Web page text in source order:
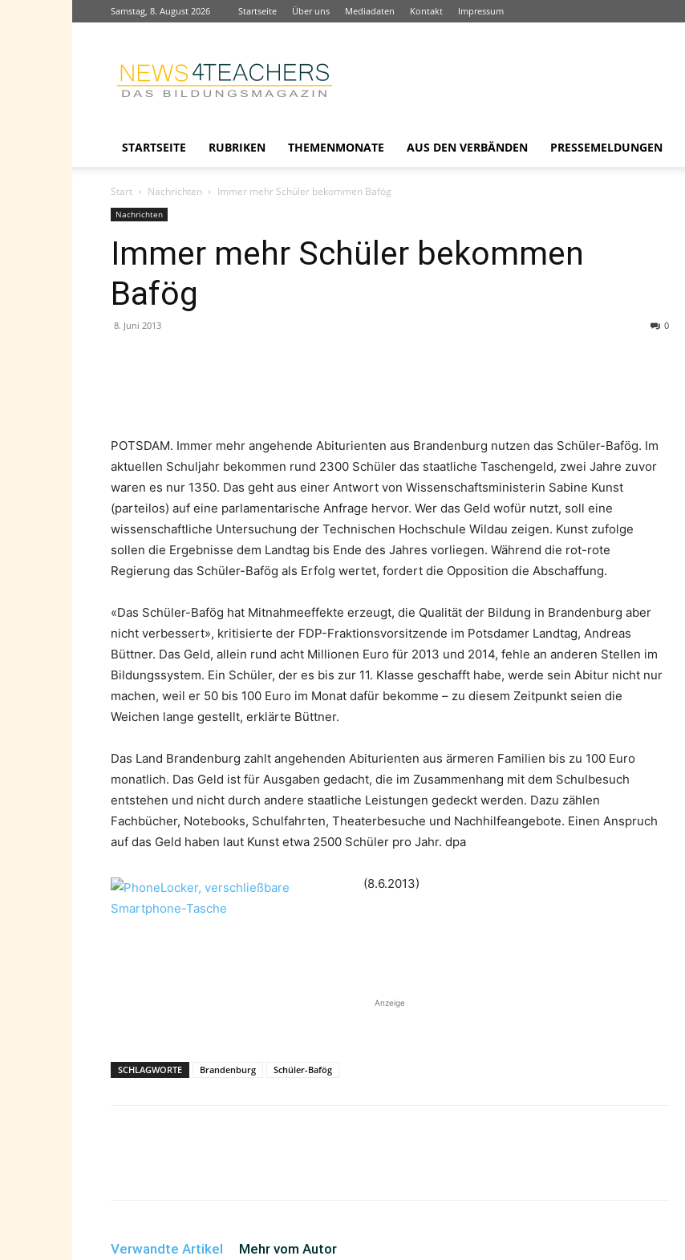
Samstag, 8. August 2026 Startseite Über uns Mediadaten Kontakt Impressum
STARTSEITE RUBRIKEN THEMENMONATE AUS DEN VERBÄNDEN PRESSEMELDUNGEN
Start Nachrichten Immer mehr Schüler bekommen Bafög
Nachrichten
Immer mehr Schüler bekommen
Bafög
8. Juni 2013 0
POTSDAM. Immer mehr angehende Abiturienten aus Brandenburg nutzen das Schüler-Bafög. Im
aktuellen Schuljahr bekommen rund 2300 Schüler das staatliche Taschengeld, zwei Jahre zuvor
waren es nur 1350. Das geht aus einer Antwort von Wissenschaftsministerin Sabine Kunst
(parteilos) auf eine parlamentarische Anfrage hervor. Wer das Geld wofür nutzt, soll eine
wissenschaftliche Untersuchung der Technischen Hochschule Wildau zeigen. Kunst zufolge
sollen die Ergebnisse dem Landtag bis Ende des Jahres vorliegen. Während die rot-rote
Regierung das Schüler-Bafög als Erfolg wertet, fordert die Opposition die Abschaffung.
«Das Schüler-Bafög hat Mitnahmeeffekte erzeugt, die Qualität der Bildung in Brandenburg aber
nicht verbessert», kritisierte der FDP-Fraktionsvorsitzende im Potsdamer Landtag, Andreas
Büttner. Das Geld, allein rund acht Millionen Euro für 2013 und 2014, fehle an anderen Stellen im
Bildungssystem. Ein Schüler, der es bis zur 11. Klasse geschafft habe, werde sein Abitur nicht nur
machen, weil er 50 bis 100 Euro im Monat dafür bekomme – zu diesem Zeitpunkt seien die
Weichen lange gestellt, erklärte Büttner.
Das Land Brandenburg zahlt angehenden Abiturienten aus ärmeren Familien bis zu 100 Euro
monatlich. Das Geld ist für Ausgaben gedacht, die im Zusammenhang mit dem Schulbesuch
entstehen und nicht durch andere staatliche Leistungen gedeckt werden. Dazu zählen
Fachbücher, Notebooks, Schulfahrten, Theaterbesuche und Nachhilfeangebote. Einen Anspruch
auf das Geld haben laut Kunst etwa 2500 Schüler pro Jahr. dpa
(8.6.2013)
Anzeige
SCHLAGWORTE Brandenburg Schüler-Bafög
Verwandte Artikel Mehr vom Autor